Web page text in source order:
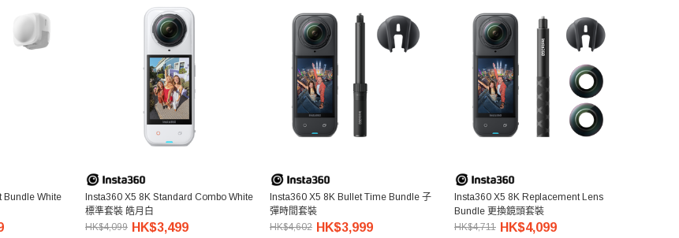
Bundle White
Insta360 X5 8K Standard Combo White
標準套裝 皓月白
HK$4,099 HK$3,499
Insta360 X5 8K Bullet Time Bundle 子
彈時間套裝
HK$4,602 HK$3,999
Insta360 X5 8K Replacement Lens
Bundle 更換鏡頭套裝
HK$4,711 HK$4,099